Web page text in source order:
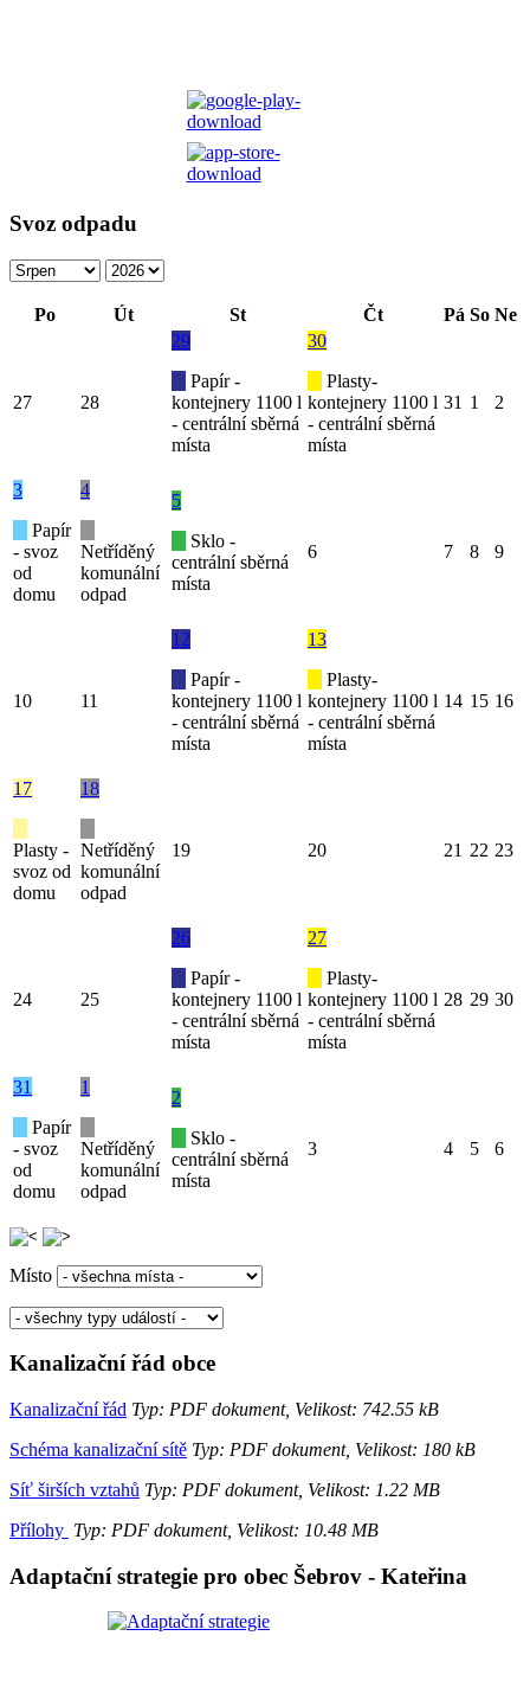
Svoz odpadu
Po Út St Čt Pá So Ne
27 28
29
Papír -
kontejnery 1100 l
- centrální sběrná
místa
30
Plasty-
kontejnery 1100 l
- centrální sběrná
místa
31 1 2
3
Papír
- svoz
od
domu
4
Netříděný
komunální
odpad
5
Sklo -
centrální sběrná
místa
6 7 8 9
10 11
12
Papír -
kontejnery 1100 l
- centrální sběrná
místa
13
Plasty-
kontejnery 1100 l
- centrální sběrná
místa
14 15 16
17
Plasty -
svoz od
domu
18
Netříděný
komunální
odpad
19 20 21 22 23
24 25
26
Papír -
kontejnery 1100 l
- centrální sběrná
místa
27
Plasty-
kontejnery 1100 l
- centrální sběrná
místa
28 29 30
31
Papír
- svoz
od
domu
1
Netříděný
komunální
odpad
2
Sklo -
centrální sběrná
místa
3 4 5 6
Místo
Kanalizační řád obce
Kanalizační řád Typ: PDF dokument, Velikost: 742.55 kB
Schéma kanalizační sítě Typ: PDF dokument, Velikost: 180 kB
Síť širších vztahů Typ: PDF dokument, Velikost: 1.22 MB
Přílohy Typ: PDF dokument, Velikost: 10.48 MB
Adaptační strategie pro obec Šebrov - Kateřina